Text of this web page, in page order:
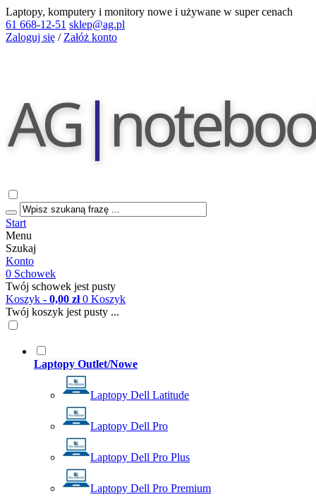
Laptopy, komputery i monitory nowe i używane w super cenach
61 668-12-51 sklep@ag.pl
Zaloguj się / Załóż konto
Start
Menu
Szukaj
Konto
0 Schowek
Twój schowek jest pusty
Koszyk - 0,00 zł 0 Koszyk
Twój koszyk jest pusty ...
Laptopy Outlet/Nowe
Laptopy Dell Latitude
Laptopy Dell Pro
Laptopy Dell Pro Plus
Laptopy Dell Pro Premium